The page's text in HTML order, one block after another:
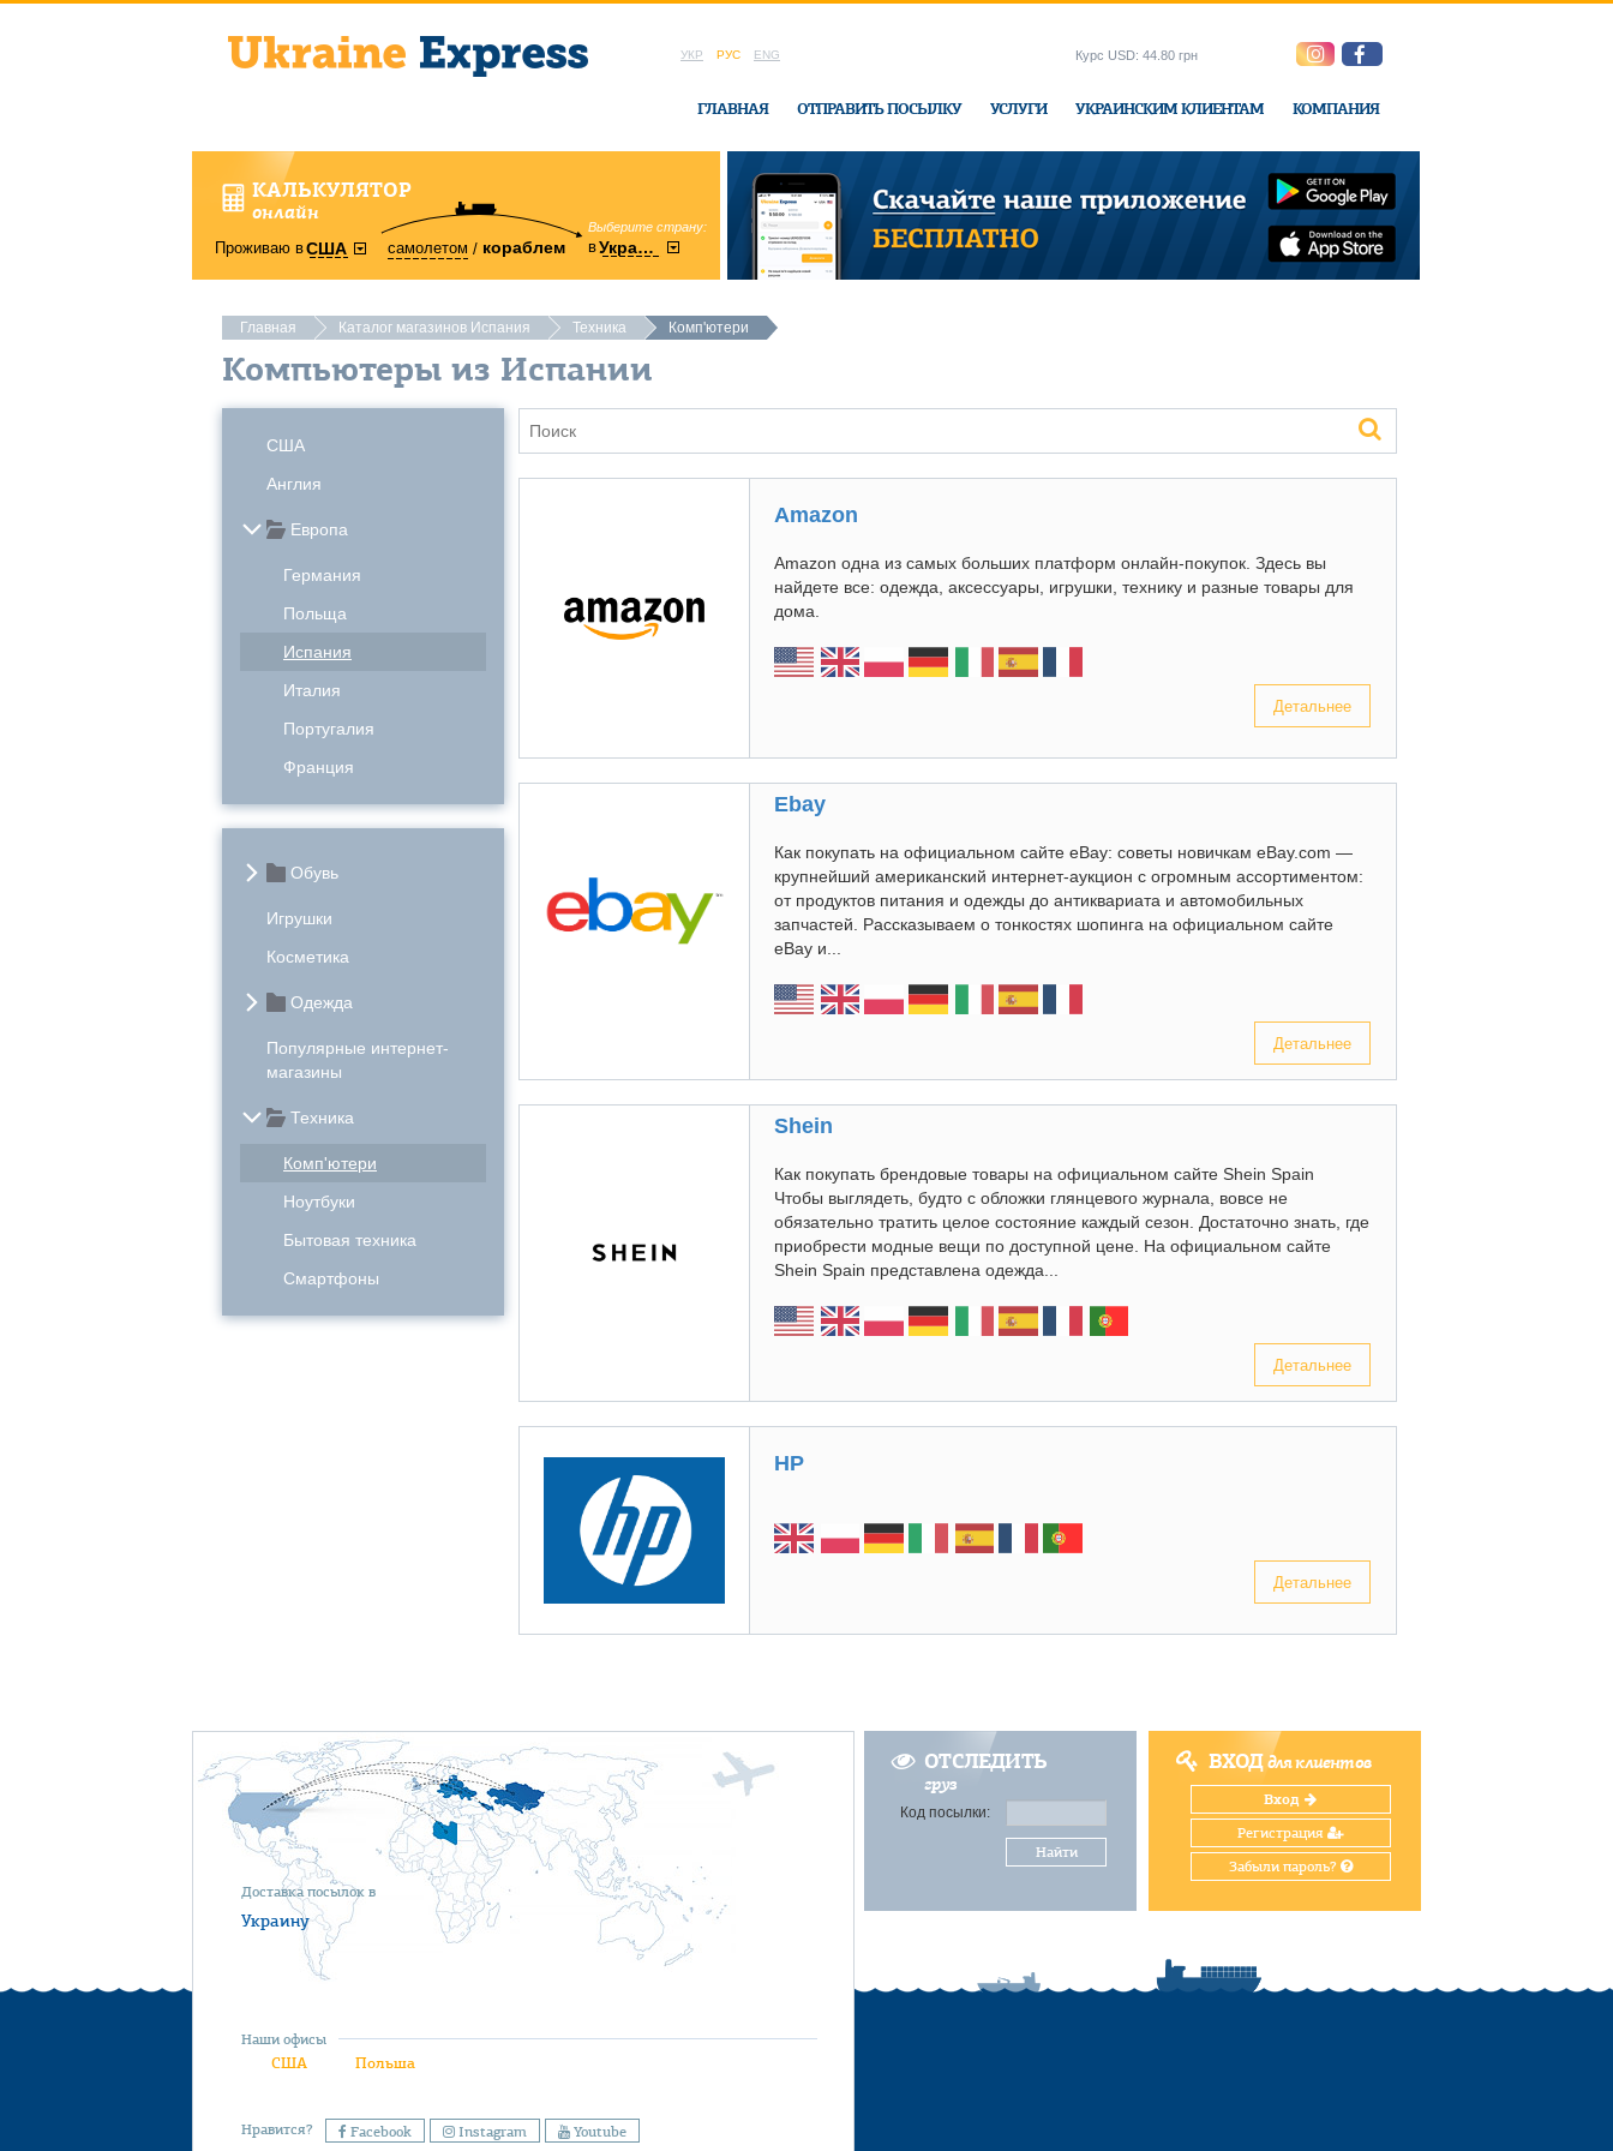
УКР РУС ENG
ГЛАВНАЯ ОТПРАВИТЬ ПОСЫЛКУ УСЛУГИ УКРАИНСКИМ КЛИЕНТАМ КОМПАНИЯ
Курс USD: 44.80 грн
КАЛЬКУЛЯТОР
онлайн
Проживаю вСША самолетом кораблем
Выберите страну:
вУкраину
область:
Винницкая в офисе Ukraine-Express
Главная Каталог магазинов Испания Техника Комп'ютери
Компьютеры из Испании
США
Англия
Европа
Германия
Польща
Испания
Италия
Португалия
Франция
Обувь
Игрушки
Косметика
Одежда
Популярные интернет-
магазины
Техника
Комп'ютери
Ноутбуки
Бытовая техника
Смартфоны
Amazon
Amazon одна из самых больших платформ онлайн-покупок. Здесь вы
найдете все: одежда, аксессуары, игрушки, технику и разные товары для
дома.
Детальнее
Ebay
Как покупать на официальном сайте eBay: советы новичкам eBay.com —
крупнейший американский интернет-аукцион с огромным ассортиментом:
от продуктов питания и одежды до антиквариата и автомобильных
запчастей. Рассказываем о тонкостях шопинга на официальном сайте
eBay и...
Детальнее
Shein
Как покупать брендовые товары на официальном сайте Shein Spain
Чтобы выглядеть, будто с обложки глянцевого журнала, вовсе не
обязательно тратить целое состояние каждый сезон. Достаточно знать, где
приобрести модные вещи по доступной цене. На официальном сайте
Shein Spain представлена одежда...
Детальнее
HP
Детальнее
ОТСЛЕДИТЬ
груз
Код посылки:
Найти
ВХОДдля клиентов
Вход
Регистрация
Забыли пароль?
Доставка посылок в
Украину
Наши офисы
США Польша
Нравится? Facebook Instagram Youtube